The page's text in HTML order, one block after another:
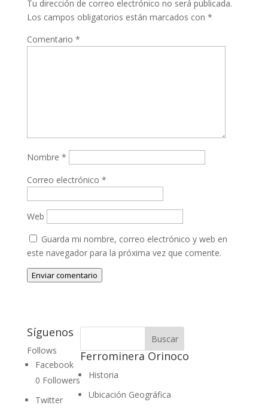
Tu dirección de correo electrónico no será publicada.
Los campos obligatorios están marcados con *
Comentario *
Nombre *
Correo electrónico *
Web
Guarda mi nombre, correo electrónico y web en
este navegador para la próxima vez que comente.
Enviar comentario
Síguenos
Follows
Facebook
0 Followers
Twitter
Ferrominera Orinoco
Historia
Ubicación Geográfica